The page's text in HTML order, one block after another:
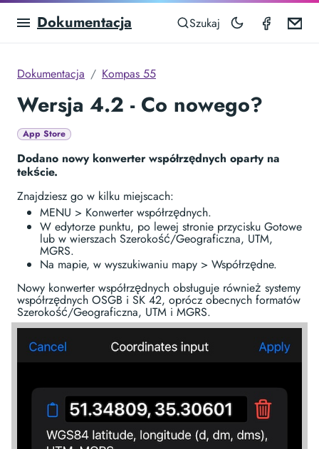
Dokumentacja Szukaj
Dokumentacja Kompas 55
Wersja 4.2 - Co nowego?
App Store
Dodano nowy konwerter współrzędnych oparty na
tekście.
Znajdziesz go w kilku miejscach:
MENU > Konwerter współrzędnych.
W edytorze punktu, po lewej stronie przycisku Gotowe
lub w wierszach Szerokość/Geograficzna, UTM,
MGRS.
Na mapie, w wyszukiwaniu mapy > Współrzędne.
Nowy konwerter współrzędnych obsługuje również systemy
współrzędnych OSGB i SK 42, oprócz obecnych formatów
Szerokość/Geograficzna, UTM i MGRS.